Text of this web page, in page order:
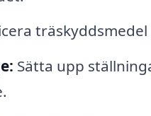
Sätta upp